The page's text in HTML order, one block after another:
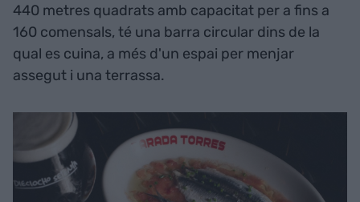
440 metres quadrats amb capacitat per a fins a
160 comensals, té una barra circular dins de la
qual es cuina, a més d'un espai per menjar
assegut i una terrassa.